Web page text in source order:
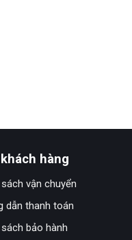
hàng
vận chuyển
dẫn thanh toán
bảo hành